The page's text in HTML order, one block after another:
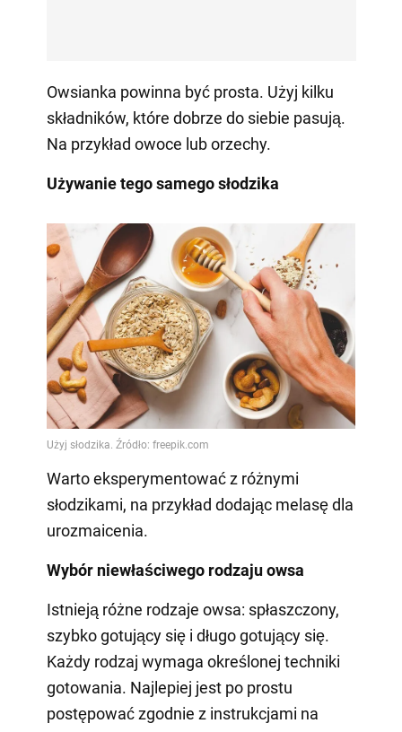
Owsianka powinna być prosta. Użyj kilku
składników, które dobrze do siebie pasują.
Na przykład owoce lub orzechy.
Używanie tego samego słodzika
Warto eksperymentować z różnymi
słodzikami, na przykład dodając melasę dla
urozmaicenia.
Wybór niewłaściwego rodzaju owsa
Istnieją różne rodzaje owsa: spłaszczony,
szybko gotujący się i długo gotujący się.
Każdy rodzaj wymaga określonej techniki
gotowania. Najlepiej jest po prostu
postępować zgodnie z instrukcjami na